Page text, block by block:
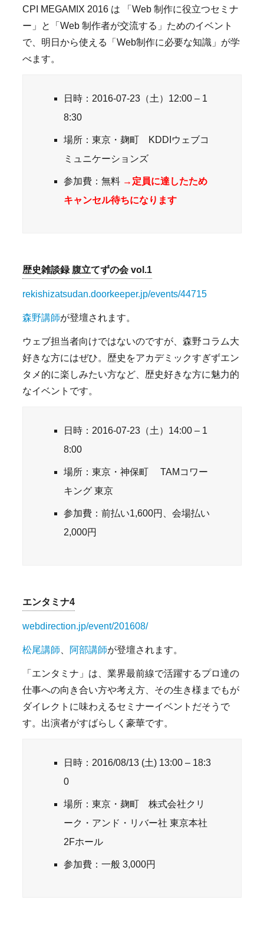
CPI MEGAMIX 2016 は 「Web 制作に役立つセミナ
ー」と「Web 制作者が交流する」ためのイベント
で、明日から使える「Web制作に必要な知識」が学
べます。
日時：2016-07-23（土）12:00 – 1
8:30
場所：東京・麹町 KDDIウェブコ
ミュニケーションズ
参加費：無料 →定員に達したため
キャンセル待ちになります
歴史雑談録 腹立てずの会 vol.1
rekishizatsudan.doorkeeper.jp/events/44715
森野講師が登壇されます。
ウェブ担当者向けではないのですが、森野コラム大
好きな方にはぜひ。歴史をアカデミックすぎずエン
タメ的に楽しみたい方など、歴史好きな方に魅力的
なイベントです。
日時：2016-07-23（土）14:00 – 1
8:00
場所：東京・神保町 TAMコワー
キング 東京
参加費：前払い1,600円、会場払い
2,000円
エンタミナ4
webdirection.jp/event/201608/
松尾講師 阿部講師が登壇されます。
「エンタミナ」は、業界最前線で活躍するプロ達の
仕事への向き合い方や考え方、その生き様までもが
ダイレクトに味わえるセミナーイベントだそうで
す。出演者がすばらしく豪華です。
日時：2016/08/13 (土) 13:00 – 18:3
0
場所：東京・麹町 株式会社クリ
ーク・アンド・リバー社 東京本社
2Fホール
参加費：一般 3,000円